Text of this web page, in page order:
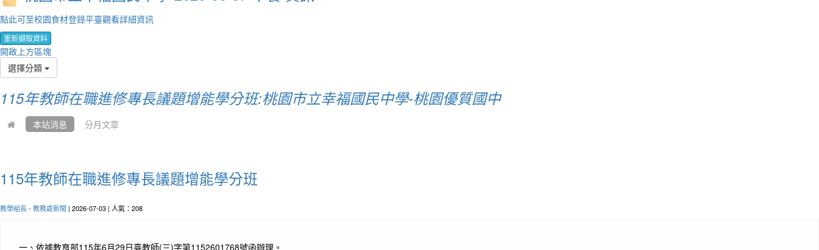
點此可至校園食材登錄平臺觀看詳細資訊
重新擷取資料
開啟上方區塊
選擇分類
115年教師在職進修專長議題增能學分班:桃園市立幸福國民中學-桃園優質國中
本站消息 分月文章
115年教師在職進修專長議題增能學分班
教學組長- 教務處新聞 | 2026-07-03 | 人氣：208
一、 依據教育部115年6月29日臺教師(三)字第1152601768號函辦理。